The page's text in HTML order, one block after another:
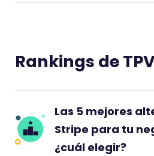
d
Rankings de
Las 5 mejores
Stripe para tu
¿cuál elegir?